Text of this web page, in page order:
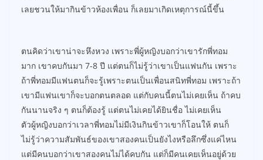
เลยชวนให้มากินข้าวห้องเพื่อน ก็เลยมาเกิดเหตุการณ์นี้ขึ้น
ตนคิดว่าเขาน่าจะหึงหวง เพราะพี่ผู้หญิงบอกว่าเขารักพี่ทอม
มาก เขาคบกันมา 7-8 ปี แต่ตนก็ไม่รู้ว่าเขาเป็นแฟนกัน เพราะ
ถ้าพี่ทอมมีแฟนตนก็จะรู้เพราะตนเป็นเพื่อนสนิทพี่ทอม เพราะถ้า
เขามีแฟนเขาก็จะบอกตนตลอด แต่กับคนนี้ตนไม่เคยเห็น ถ้าคบ
กันนานจริง ๆ ตนก็ต้องรู้ แต่ตนไม่เคยได้ยินชื่อ ไม่เคยเห็น
ตัวผู้หญิงบอกว่าเวลาพี่ทอมไม่มีเงินกินข้าวเขาก็โอนให้ ตนก็
ไม่รู้ว่าความสัมพันธ์ของเขาสองคนเป็นยังไงหรือลึกซึ่งแค่ไหน
แต่มีคนบอกว่าเขาสองคนไม่ได้คบกัน แต่ก็มีคนเคยเห็นอยู่ด้วย